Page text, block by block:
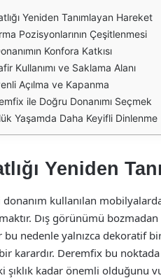
Yeniden Tanımlayan Hareket
Pozisyonlarının Çeşitlenmesi
Konfora Katkısı
Kullanımı ve Saklama Alanı
Açılma ve Kapanma
ile Doğru Donanımı Seçmek
Yaşamda Daha Keyifli Dinlenme
Yeniden
kullanılan
Dış görünümü
bu nedenle yalnızca dekoratif
karardır. Deremfix bu
şıklık kadar önemli olduğunu